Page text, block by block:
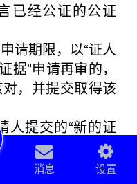
已经公证的公证
期限，以“证人
据”申请再审的，
，并提交取得该
人提交的“新的证
、第三十八条规
的申请不符合当
消息 设置